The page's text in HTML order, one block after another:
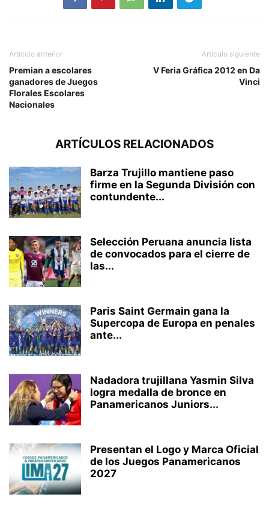
Artículo anterior
Premian a escolares
ganadores de Juegos
Florales Escolares
Nacionales
Artículo siguiente
V Feria Gráfica 2012 en Da
Vinci
ARTÍCULOS RELACIONADOS
Barza Trujillo mantiene paso
firme en la Segunda División con
contundente...
Selección Peruana anuncia lista
de convocados para el cierre de
las...
Paris Saint Germain gana la
Supercopa de Europa en penales
ante...
Nadadora trujillana Yasmin Silva
logra medalla de bronce en
Panamericanos Juniors...
Presentan el Logo y Marca Oficial
de los Juegos Panamericanos
2027